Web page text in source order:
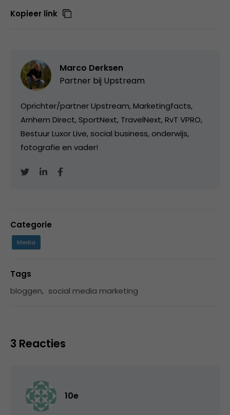
Kopieer link
Marco Derksen
Partner bij Upstream
Oprichter/partner Upstream, Marketingfacts,
Arnhem Direct, SportNext, TravelNext, RvT VPRO,
Bestuur Luxor Live, social business, onderwijs,
fotografie en vader!
Categorie
Media
Tags
bloggen, social media marketing
3 Reacties
10e